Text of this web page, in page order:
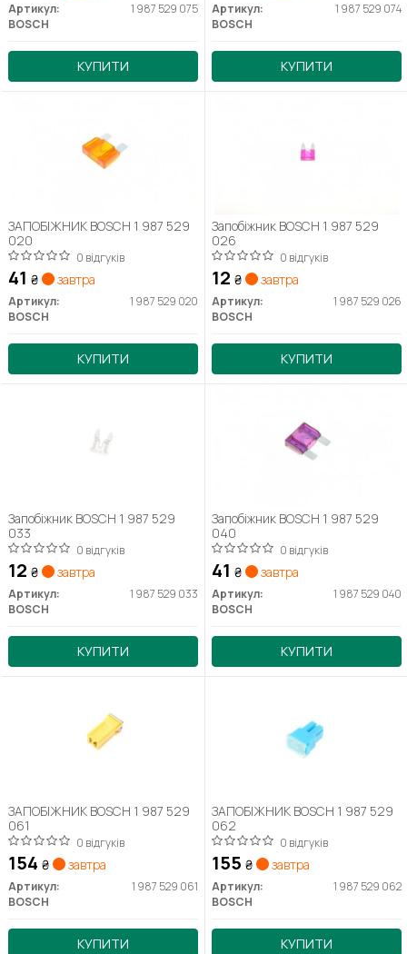
Артикул:
1 987 529 075
BOSCH
КУПИТИ
Артикул:
1 987 529 074
BOSCH
КУПИТИ
ЗАПОБІЖНИК BOSCH 1 987 529
020
0 відгуків
41 ₴ завтра
Артикул:
1 987 529 020
BOSCH
КУПИТИ
Запобіжник BOSCH 1 987 529
026
0 відгуків
12 ₴ завтра
Артикул:
1 987 529 026
BOSCH
КУПИТИ
Запобіжник BOSCH 1 987 529
033
0 відгуків
12 ₴ завтра
Артикул:
1 987 529 033
BOSCH
КУПИТИ
Запобіжник BOSCH 1 987 529
040
0 відгуків
41 ₴ завтра
Артикул:
1 987 529 040
BOSCH
КУПИТИ
ЗАПОБІЖНИК BOSCH 1 987 529
061
0 відгуків
154 ₴ завтра
Артикул:
1 987 529 061
BOSCH
КУПИТИ
ЗАПОБІЖНИК BOSCH 1 987 529
062
0 відгуків
155 ₴ завтра
Артикул:
1 987 529 062
BOSCH
КУПИТИ